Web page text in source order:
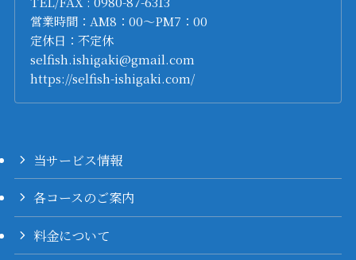
営業時間：AM8：00～PM7：00
定休日：不定休
selfish.ishigaki@gmail.com
https://selfish-ishigaki.com/
当サービス情報
各コースのご案内
料金について